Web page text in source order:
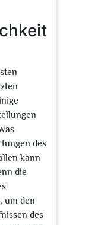
des
kann
die
um den
des